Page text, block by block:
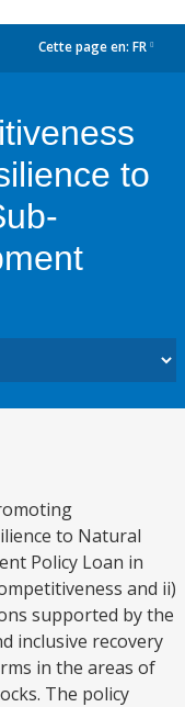
Cette page en: FR
to
to Natural
Policy Loan in
and ii)
supported by the
inclusive recovery
in the areas of
The policy